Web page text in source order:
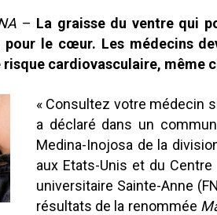
– La graisse du ventre qui
pour le cœur. Les médecins
risque cardiovasculaire, même
« Consultez votre médecin
a déclaré dans un
Medina-Inojosa de la
aux Etats-Unis et du Centre
universitaire Sainte-Anne
résultats de la renommée